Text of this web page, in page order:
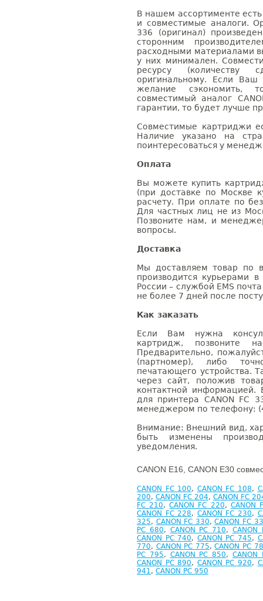
В нашем ассортименте
и совместимые аналоги.
336 (оригинал)
сторонним
расходными материалами
у них минимален.
ресурсу (количеству
оригинальному. Если
желание сэкономить,
совместимый аналог
гарантии, то будет лучше
Совместимые картриджи
Наличие указано на
поинтересоваться у
Оплата
Вы можете купить
(при доставке по Москве
расчету. При оплате по
Для частных лиц не из
Позвоните нам, и
вопросы.
Доставка
Мы доставляем товар по
производится курьерами
России – службой EMS
не более 7 дней после
Как заказать
Если Вам нужна
картридж, позвоните
Предварительно,
(партномер), либо
печатающего устройства.
через сайт, положив
контактной информацией.
для принтера CANON FC
менеджером по телефону:
Внимание: Внешний вид,
быть изменены
уведомления.
CANON E16, CANON E30
CANON FC 100, CANON FC 108,
200, CANON FC 204, CANON FC
FC 210,CANON FC 220, CANON
CANON FC 228, CANON FC 230,
325, CANON FC 330,CANON FC
PC 680, CANON PC 710, CANON
CANON PC 740, CANON PC 745,
770, CANON PC 775,CANON PC
PC 795, CANON PC 850, CANON
CANON PC 890, CANON PC 920,
941, CANON PC 950